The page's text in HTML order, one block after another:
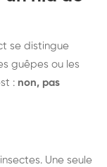
se distingue
guêpes ou les
: non, pas
Une seule